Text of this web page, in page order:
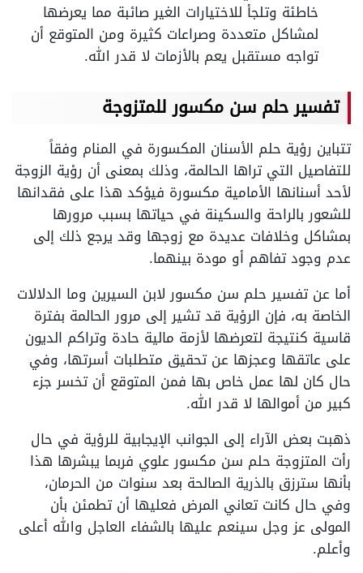
خاطئة وتلجأ للاختيارات الغير صائبة مما يعرضها
لمشاكل متعددة وصراعات كثيرة ومن المتوقع أن
تواجه مستقبل يعم بالأزمات لا قدر الله.
تفسير حلم سن مكسور للمتزوجة
تتباين رؤية حلم الأسنان المكسورة في المنام وفقاً
للتفاصيل التي تراها الحالمة، وذلك بمعنى أن رؤية الزوجة
لأحد أسنانها الأمامية مكسورة فيؤكد هذا على فقدانها
للشعور بالراحة والسكينة في حياتها بسبب مرورها
بمشاكل وخلافات عديدة مع زوجها وقد يرجع ذلك إلى
عدم وجود تفاهم أو مودة بينهما.
أما عن تفسير حلم سن مكسور لابن السيرين وما الدلالات
الخاصة به، فإن الرؤية قد تشير إلى مرور الحالمة بفترة
قاسية كنتيجة لتعرضها لأزمة مالية حادة وتراكم الديون
على عاتقها وعجزها عن تحقيق متطلبات أسرتها، وفي
حال كان لها عمل خاص بها فمن المتوقع أن تخسر جزء
كبير من أموالها لا قدر الله.
ذهبت بعض الآراء إلى الجوانب الإيجابية للرؤية في حال
رأت المتزوجة حلم سن مكسور علوي فربما يبشرها هذا
بأنها سترزق بالذرية الصالحة بعد سنوات من الحرمان،
وفي حال كانت تعاني المرض فعليها أن تطمئن بأن
المولى عز وجل سينعم عليها بالشفاء العاجل والله أعلى
وأعلم.